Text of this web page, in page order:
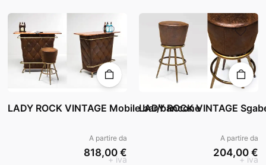
LADY ROCK VINTAGE Mobile bar/bancone
A partire da
818,00 €
+ iva
LADY ROCK VINTAGE
A partire da
204,00 €
+ iva